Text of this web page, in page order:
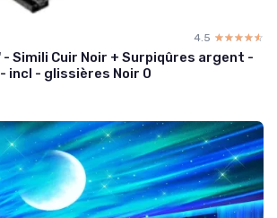
4.5 ☆☆☆☆☆
★★★★★
- Simili Cuir Noir + Surpiqûres argent -
incl - glissières Noir 0